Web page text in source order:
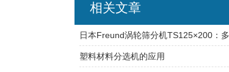
相关文章
塑料材料分选机的应用